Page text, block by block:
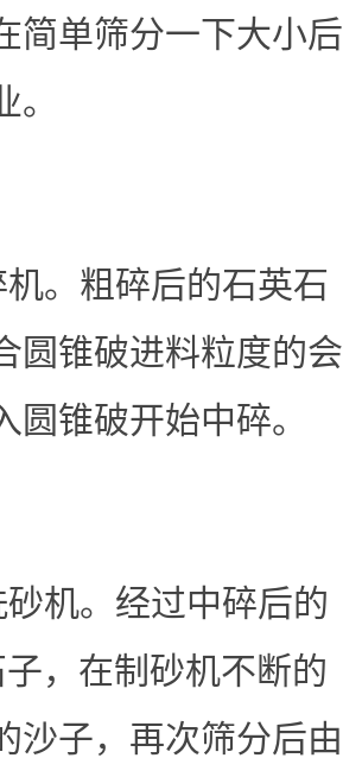
简单筛分一下大小后
。粗碎后的石英石
圆锥破进料粒度的会
锥破开始中碎。
机。经过中碎后的
，在制砂机不断的
沙子，再次筛分后由